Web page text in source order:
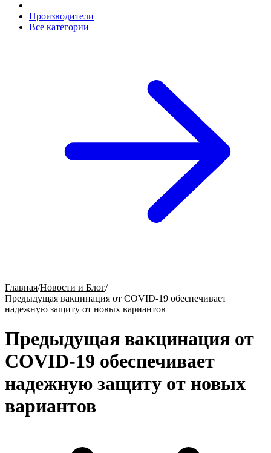
Производители
Все категории
Главная/Новости и Блог/
Предыдущая вакцинация от COVID-19 обеспечивает
надежную защиту от новых вариантов
Предыдущая вакцинация от
COVID-19 обеспечивает
надежную защиту от новых
вариантов